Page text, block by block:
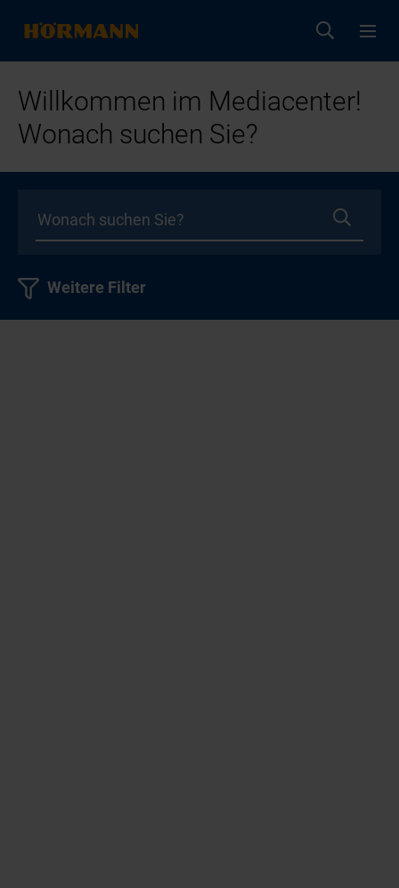
Willkommen im Mediacenter!
Wonach suchen Sie?
Weitere Filter